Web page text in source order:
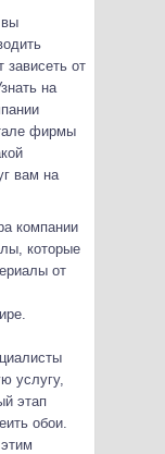
от
на
фирмы
вам на
компании
которые
от
услугу,
этап
обои.